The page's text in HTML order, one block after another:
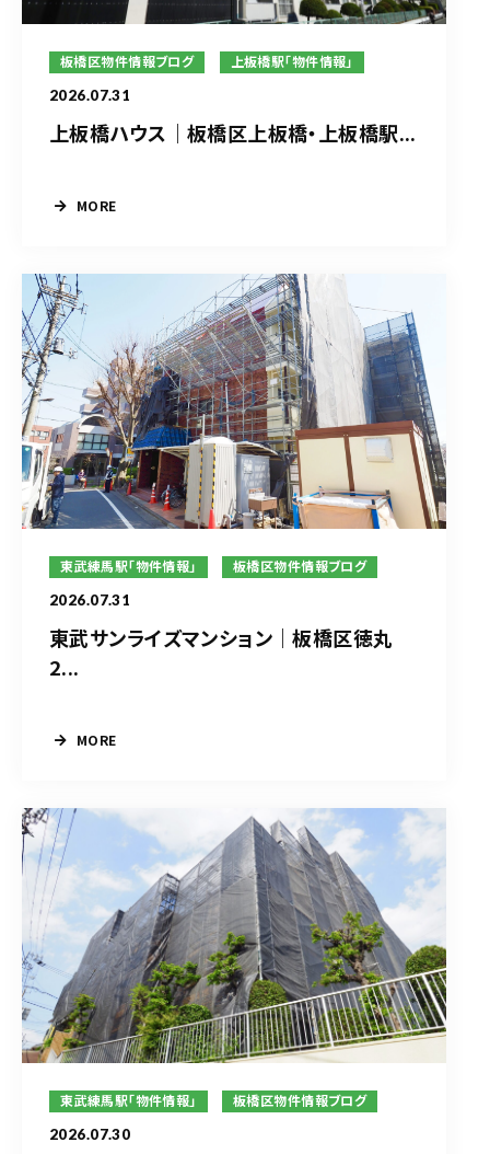
板橋区物件情報ブログ 上板橋駅「物件情報」
2026.07.31
上板橋ハウス｜板橋区上板橋・上板橋駅...
MORE
東武練馬駅「物件情報」 板橋区物件情報ブログ
2026.07.31
東武サンライズマンション｜板橋区徳丸
2...
MORE
東武練馬駅「物件情報」 板橋区物件情報ブログ
2026.07.30